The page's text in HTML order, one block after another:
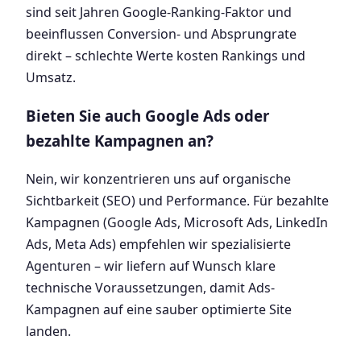
sind seit Jahren Google-Ranking-Faktor und
beeinflussen Conversion- und Absprungrate
direkt – schlechte Werte kosten Rankings und
Umsatz.
Bieten Sie auch Google Ads oder
bezahlte Kampagnen an?
Nein, wir konzentrieren uns auf organische
Sichtbarkeit (SEO) und Performance. Für bezahlte
Kampagnen (Google Ads, Microsoft Ads, LinkedIn
Ads, Meta Ads) empfehlen wir spezialisierte
Agenturen – wir liefern auf Wunsch klare
technische Voraussetzungen, damit Ads-
Kampagnen auf eine sauber optimierte Site
landen.